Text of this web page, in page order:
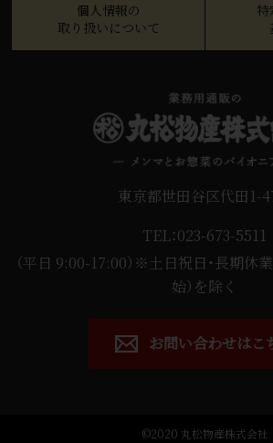
個人情報の
取り扱いについて
特
東京都世田谷区代田1-
TEL：023-673-5511
（平日 9:00-17:00）※土日祝日・長期休業
始）を除く
お問い合わせはこ
©2020 丸松物産株式会社